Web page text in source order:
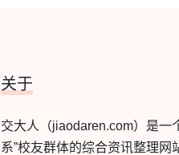
关于
交大人（jiaodaren.com）是一
系”校友群体的综合资讯整理网